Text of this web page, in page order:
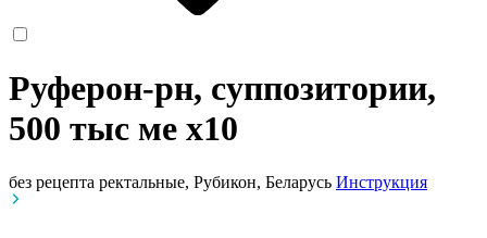
Руферон-рн, суппозитории,
500 тыс ме x10
без рецепта ректальные, Рубикон, Беларусь Инструкция